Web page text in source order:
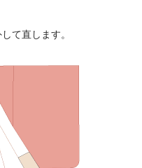
て直します。